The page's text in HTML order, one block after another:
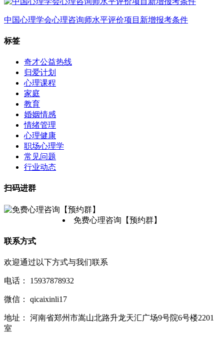
中国心理学会心理咨询师水平评价项目新增报考条件
标签
奇才公益热线
归爱计划
心理课程
家庭
教育
婚姻情感
情绪管理
心理健康
职场心理学
常见问题
行业动态
扫码进群
免费心理咨询【预约群】
联系方式
欢迎通过以下方式与我们联系
电话： 15937878932
微信： qicaixinli17
地址：
河南省郑州市嵩山北路升龙天汇广场9号院6号楼2201
室